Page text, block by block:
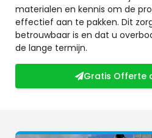
materialen en kennis om de
effectief aan te pakken. Dit
betrouwbaar is en dat u
de lange termijn.
Gratis Offerte